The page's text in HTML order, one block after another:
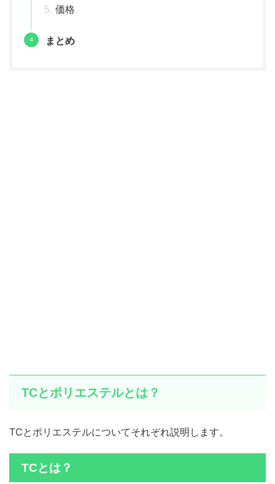
価格
まとめ
TCとポリエステルとは？
TCとポリエステルについてそれぞれ説明します。
TCとは？